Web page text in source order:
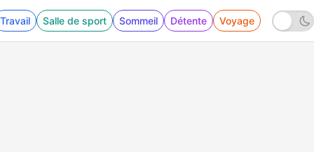
Travail Salle de sport Sommeil Détente Voyage